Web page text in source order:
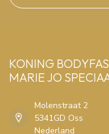
KONING
MARIE JO
Molenstraat 2
5341GD Oss
Nederland